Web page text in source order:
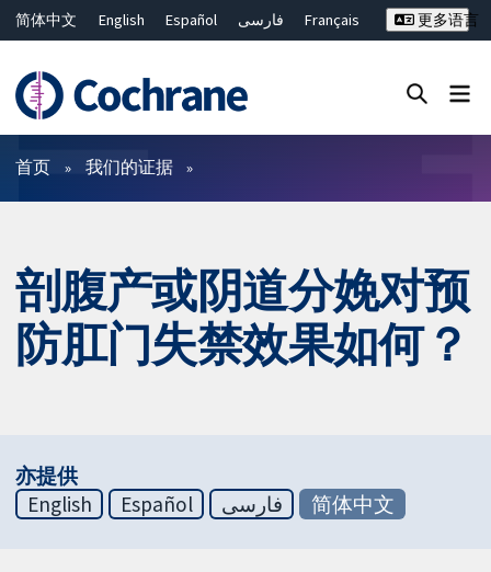
简体中文 English Español فارسی
Français
ไทย
繁體中文
更多语言
过滤
首页 我们的证据
剖腹产或阴道分娩对预
防肛门失禁效果如何？
亦提供
English
Español فارسی 简体中文